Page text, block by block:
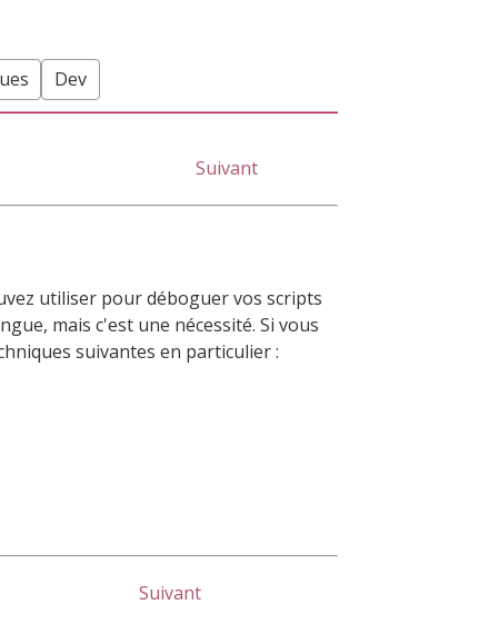
Dev
Suivant
utiliser pour déboguer vos scripts
mais c'est une nécessité. Si vous
suivantes en particulier :
Suivant